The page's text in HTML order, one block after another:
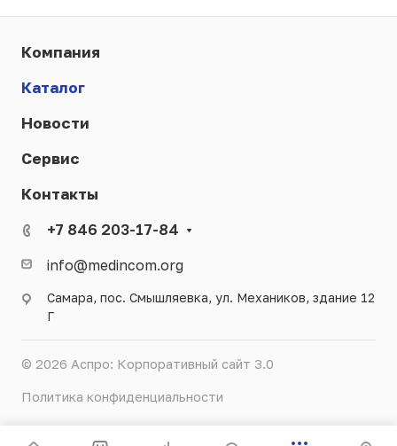
Компания
Каталог
Новости
Сервис
Контакты
+7 846 203-17-84
info@medincom.org
Самара, пос. Смышляевка, ул. Механиков, здание 12
Г
© 2026 Аспро: Корпоративный сайт 3.0
Политика конфиденциальности